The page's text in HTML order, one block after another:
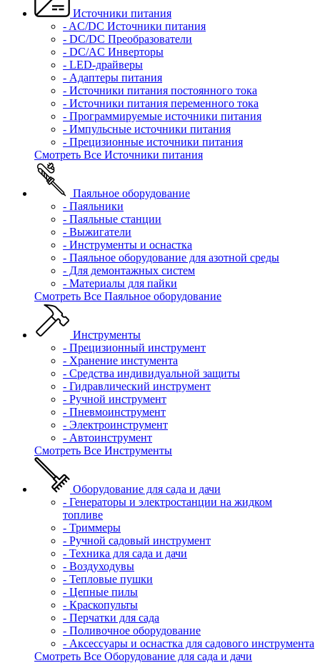
Источники питания
- AC/DC Источники питания
- DC/DC Преобразователи
- DC/AC Инверторы
- LED-драйверы
- Адаптеры питания
- Источники питания постоянного тока
- Источники питания переменного тока
- Программируемые источники питания
- Импульсные источники питания
- Прецизионные источники питания
Смотреть Все Источники питания
Паяльное оборудование
- Паяльники
- Паяльные станции
- Выжигатели
- Инструменты и оснастка
- Паяльное оборудование для азотной среды
- Для демонтажных систем
- Материалы для пайки
Смотреть Все Паяльное оборудование
Инструменты
- Прецизионный инструмент
- Хранение инстумента
- Средства индивидуальной защиты
- Гидравлический инструмент
- Ручной инструмент
- Пневмоинструмент
- Электроинструмент
- Автоинструмент
Смотреть Все Инструменты
Оборудование для сада и дачи
- Генераторы и электростанции на жидком
топливе
- Триммеры
- Ручной садовый инструмент
- Техника для сада и дачи
- Воздуходувы
- Тепловые пушки
- Цепные пилы
- Краскопульты
- Перчатки для сада
- Поливочное оборудование
- Аксессуары и оснастка для садового инструмента
Смотреть Все Оборудование для сада и дачи